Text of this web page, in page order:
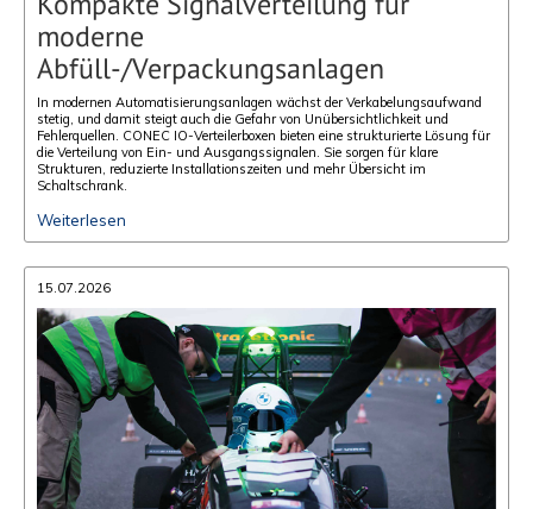
moderne
Abfüll-/Verpackungsanlagen
In modernen Automatisierungsanlagen wächst der Verkabelungsaufwand
stetig, und damit steigt auch die Gefahr von Unübersichtlichkeit und
Fehlerquellen. CONEC IO-Verteilerboxen bieten eine strukturierte Lösung für
die Verteilung von Ein- und Ausgangssignalen. Sie sorgen für klare
Strukturen, reduzierte Installationszeiten und mehr Übersicht im
Schaltschrank.
Weiterlesen
15.07.2026